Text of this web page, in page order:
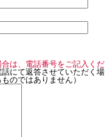
は、電話番号をご記入くだ
にて返答させていただく場
のではありません）